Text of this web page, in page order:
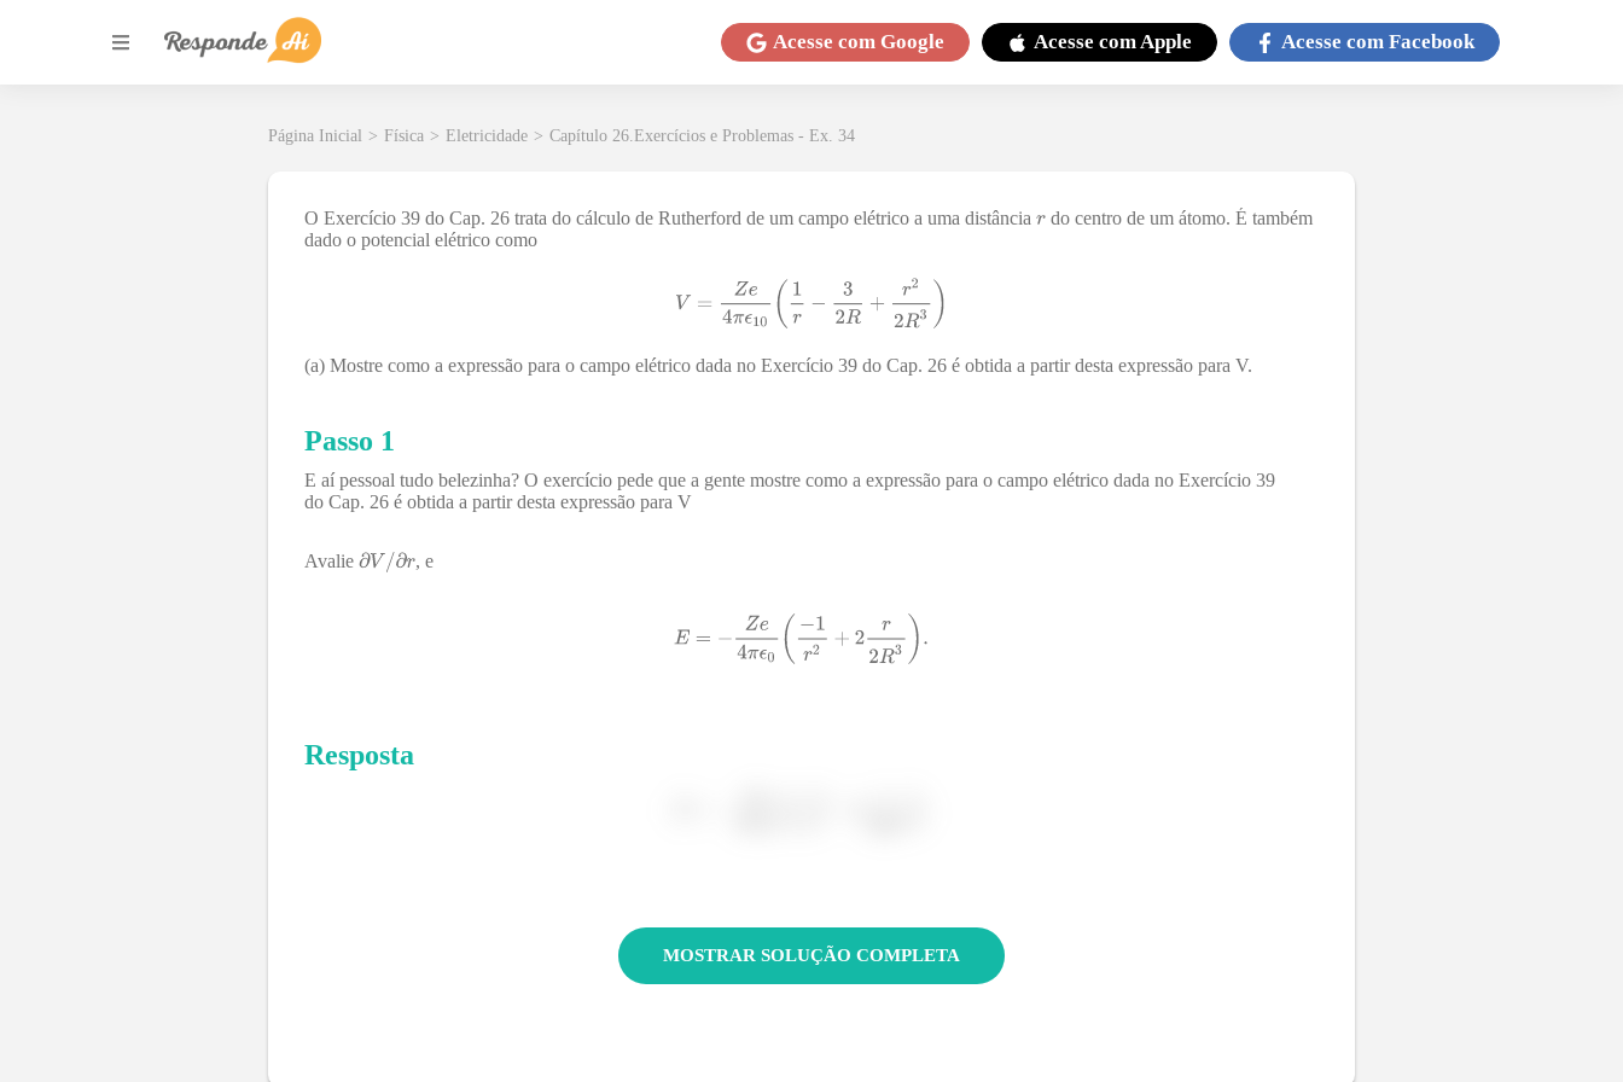
Acesse com Google Acesse comApple Acesse com Facebook
Página Inicial > Física > Eletricidade > Capítulo 26.Exercícios e Problemas - Ex. 34
O Exercício 39 do Cap. 26 trata do cálculo de Rutherford de um campo elétrico a uma distância
do centro de um átomo. É também
dado o potencial elétrico como
(a) Mostre como a expressão para o campo elétrico dada no Exercício 39 do Cap. 26 é obtida a partir desta expressão para V.
Passo 1
E aí pessoal tudo belezinha? O exercício pede que a gente mostre como a expressão para o campo elétrico dada no Exercício 39
do Cap. 26 é obtida a partir desta expressão para V
Avalie , e
Resposta
MOSTRAR SOLUÇÃO COMPLETA